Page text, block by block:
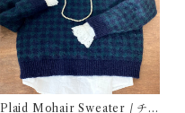
Plaid Mohair Sweater / チェ